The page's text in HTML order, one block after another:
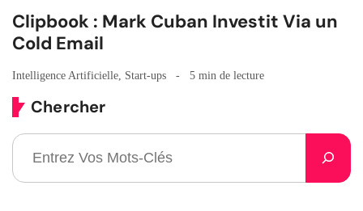
Clipbook : Mark Cuban Investit Via un
Cold Email
Intelligence Artificielle Start-ups 5 min de lecture
Chercher